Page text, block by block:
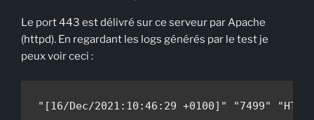
Le port 443 est délivré sur ce serveur par Apache
(httpd). En regardant les logs générés par le test je
peux voir ceci :
"[16/Dec/2021:10:46:29 +0100]" "7499"